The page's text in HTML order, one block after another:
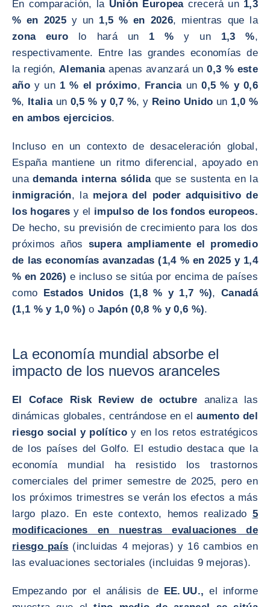
En comparación, la Unión Europeacrecerá un 1,3
% en 2025y un 1,5 % en 2026, mientras que la
zona euro lo hará un 1 % y un 1,3 %,
respectivamente. Entre las grandes economías de
la región,Alemaniaapenas avanzará un0,3 % este
año y un 1 % el próximo, Franciaun0,5 % y 0,6
%, Italiaun 0,5 % y 0,7 %, y Reino Unido un 1,0 %
en ambos ejercicios.
Incluso en un contexto de desaceleración global,
España mantiene un ritmo diferencial, apoyado en
unademanda interna sólidaque se sustenta en la
inmigración, la mejora del poder adquisitivo de
los hogares y el impulso de los fondos europeos.
De hecho, su previsión de crecimiento para los dos
próximos años supera ampliamente el promedio
de las economías avanzadas (1,4 % en 2025 y 1,4
% en 2026) e incluso se sitúa por encima de países
como Estados Unidos (1,8 % y 1,7 %), Canadá
(1,1 % y 1,0 %) oJapón (0,8 % y 0,6 %).
La economía mundial absorbe el
impacto de los nuevos aranceles
El Coface Risk Review de octubre analiza las
dinámicas globales, centrándose en el aumento del
riesgo social y político y en los retos estratégicos
de los países del Golfo. El estudio destaca que la
economía mundial ha resistido los trastornos
comerciales del primer semestre de 2025, pero en
los próximos trimestres se verán los efectos a más
largo plazo. En este contexto, hemos realizado 5
modificaciones en nuestras evaluaciones de
riesgo país (incluidas 4 mejoras) y 16 cambios en
las evaluaciones sectoriales (incluidas 9 mejoras).
Empezando por el análisis de EE. UU., el informe